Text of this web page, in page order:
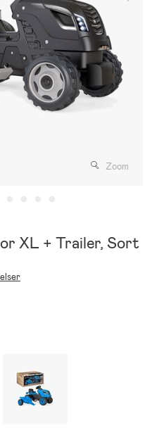
Zoom
XL + Trailer, Sort